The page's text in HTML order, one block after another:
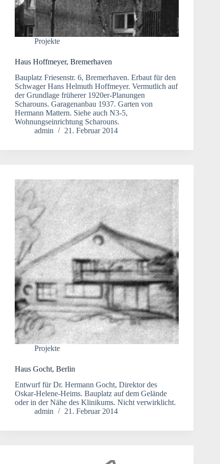
Projekte
Haus Hoffmeyer, Bremerhaven
Bauplatz Friesenstr. 6, Bremerhaven. Erbaut für den
Schwager Hans Helmuth Hoffmeyer. Vermutlich auf
der Grundlage früherer 1920er-Planungen
Scharouns. Garagenanbau 1937. Garten von
Hermann Mattern. Siehe auch N3-5,
Wohnungseinrichtung Scharouns.
admin
21. Februar 2014
Projekte
Haus Gocht, Berlin
Entwurf für Dr. Hermann Gocht, Direktor des
Oskar-Helene-Heims. Bauplatz auf dem Gelände
oder in der Nähe des Klinikums. Nicht verwirklicht.
admin
21. Februar 2014